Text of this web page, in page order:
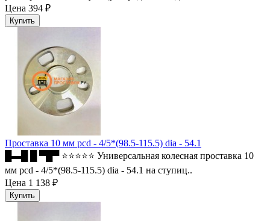
Цена 394 ₽
Проставка 10 мм pcd - 4/5*(98.5-115.5) dia - 54.1
█▬█ █ ▀█▀ ⭐⭐⭐⭐⭐ Универсальная колесная проставка 10
мм pcd - 4/5*(98.5-115.5) dia - 54.1 на ступиц..
Цена 1 138 ₽